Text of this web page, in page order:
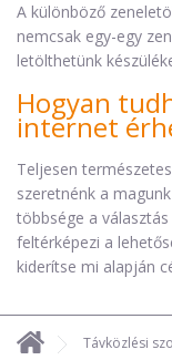
A különböző
nemcsak egy-egy
letölthetünk
Hogyan
internet
Teljesen
szeretnénk a
többsége a
feltérképezi a
kiderítse mi alapján
Távközlési